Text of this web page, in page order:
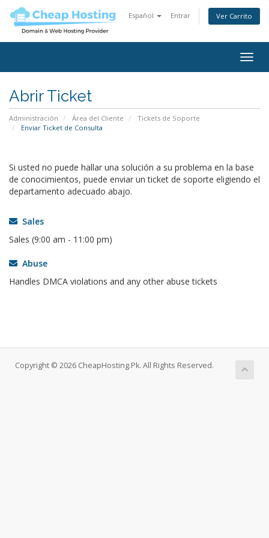
Español Entrar Ver Carrito
Abrir Ticket
Administración Área del Cliente
Tickets de Soporte
Enviar Ticket de Consulta
Si usted no puede hallar una solución a su problema en la base
de conocimientos, puede enviar un ticket de soporte eligiendo el
departamento adecuado abajo.
Sales
Sales (9:00 am - 11:00 pm)
Abuse
Handles DMCA violations and any other abuse tickets
Copyright © 2026 CheapHosting.Pk. All Rights Reserved.